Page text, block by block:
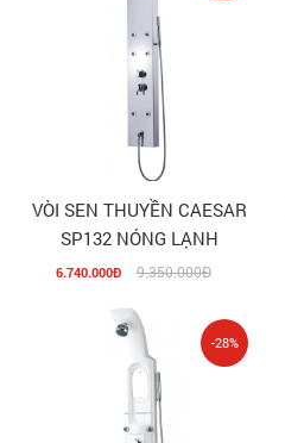
VÒI SEN THUYỀN CAESAR
SP132 NÓNG LẠNH
6.740.000Đ 9.350.000Đ
-28%